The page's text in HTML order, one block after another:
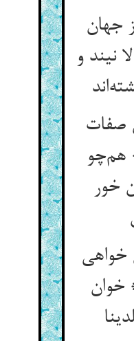
جهان
نیند و
صفات
هم‌چو
خور
خواهی